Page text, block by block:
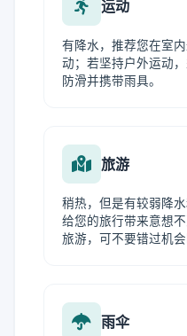
运动
有降水，推荐您在室
动；若坚持户外运动
防滑并携带雨具。
旅游
稍热，但是有较弱降
给您的旅行带来意想
旅游，可不要错过机会
雨伞